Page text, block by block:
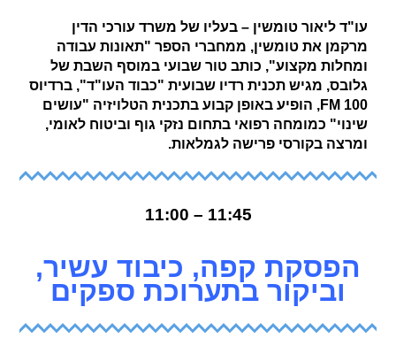
עו"ד ליאור טומשין – בעליו של משרד עורכי הדין
מרקמן את טומשין, ממחברי הספר "תאונות עבודה
ומחלות מקצוע", כותב טור שבועי במוסף השבת של
גלובס, מגיש תכנית רדיו שבועית "כבוד העו"ד", ברדיוס
100 FM, הופיע באופן קבוע בתכנית הטלויזיה "עושים
שינוי" כמומחה רפואי בתחום נזקי גוף וביטוח לאומי,
ומרצה בקורסי פרישה לגמלאות.
11:45 – 11:00
הפסקת קפה, כיבוד עשיר,
וביקור בתערוכת ספקים